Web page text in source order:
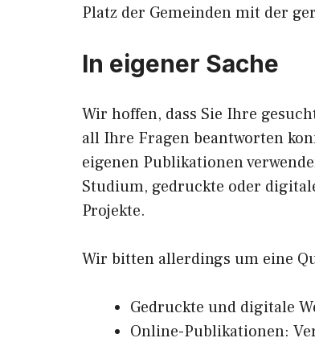
Platz der Gemeinden mit der
In eigener Sache
Wir hoffen, dass Sie Ihre
all Ihre Fragen beantworten
eigenen Publikationen
Studium, gedruckte oder
Projekte.
Wir bitten allerdings um eine
Gedruckte und digitale
Online-Publikationen: